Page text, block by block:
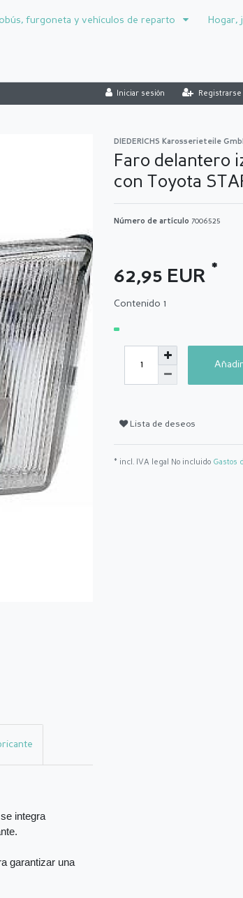
furgoneta y vehículos de reparto Hogar,
Iniciar sesión Registrarse
DIEDERICHS Karosserieteile
Faro delantero
con Toyota
Número de artículo 7006525
62,95 EUR *
Contenido 1
Lista de deseos
* incl. IVA legal No incluido Gastos
integra
garantizar una